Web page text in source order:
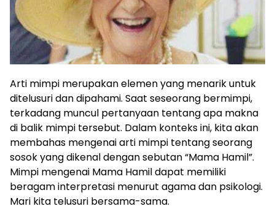
Arti mimpi merupakan elemen yang menarik untuk
ditelusuri dan dipahami. Saat seseorang bermimpi,
terkadang muncul pertanyaan tentang apa makna
di balik mimpi tersebut. Dalam konteks ini, kita akan
membahas mengenai arti mimpi tentang seorang
sosok yang dikenal dengan sebutan “Mama Hamil”.
Mimpi mengenai Mama Hamil dapat memiliki
beragam interpretasi menurut agama dan psikologi.
Mari kita telusuri bersama-sama.